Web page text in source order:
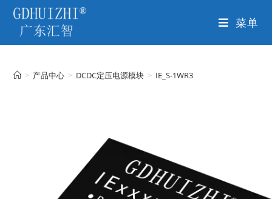
菜单
> 产品中心 > DCDC定压电源模块 > IE_S-1WR3